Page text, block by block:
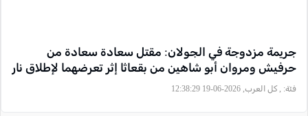
جريمة مزدوجة في الجولان: مقتل سعادة سعادة من
حرفيش ومروان أبو شاهين من بقعاثا إثر تعرضهما لإطلاق نار
فئة: , كل العرب, 2026-06-19 12:38:29